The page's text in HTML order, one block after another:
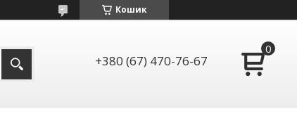
Кошик
+380 (67) 470-76-67